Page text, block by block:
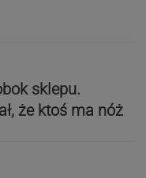
sklepu.
że ktoś ma nóż